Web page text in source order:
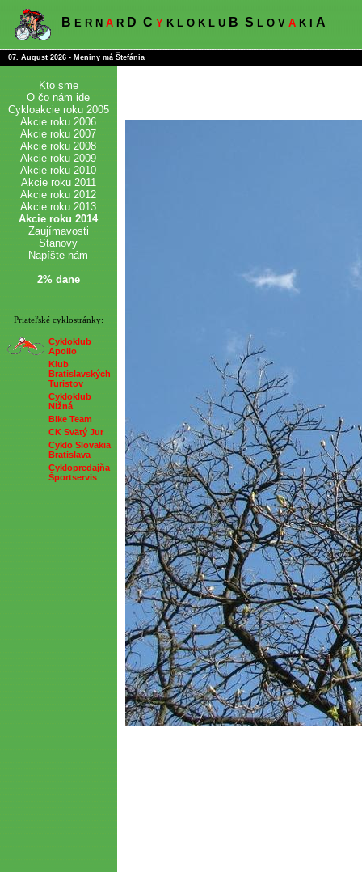
B E R N A R D C Y K L O K L U B S L O V A K I A
07. August 2026 - Meniny má Štefánia
Kto sme
O čo nám ide
Cykloakcie roku 2005
Akcie roku 2006
Akcie roku 2007
Akcie roku 2008
Akcie roku 2009
Akcie roku 2010
Akcie roku 2011
Akcie roku 2012
Akcie roku 2013
Akcie roku 2014
Zaujímavosti
Stanovy
Napíšte nám
2% dane
Priateľské cyklostránky:
Cykloklub
Apollo
Klub
Bratislavských
Turistov
Cykloklub
Nižná
Bike Team
CK Svätý Jur
Cyklo Slovakia
Bratislava
Cyklopredajňa
Športservis